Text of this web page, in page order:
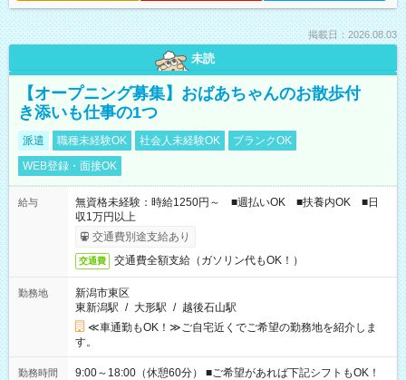
掲載日：2026.08.03
未読
【オープニング募集】おばあちゃんのお散歩付
き添いも仕事の1つ
派遣 職種未経験OK 社会人未経験OK
ブランクOK
WEB登録・面接OK
給与
無資格未経験：時給1250円～ ■週払いOK ■扶養内OK ■日
収1万円以上
交通費別途支給あり
交通費 交通費全額支給（ガソリン代もOK！）
勤務地
新潟市東区
東新潟駅 / 大形駅 / 越後石山駅
≪車通勤もOK！≫ご自宅近くでご希望の勤務地を紹介しま
す。
勤務時間
9:00～18:00（休憩60分） ■ご希望があれば下記シフトもOK！